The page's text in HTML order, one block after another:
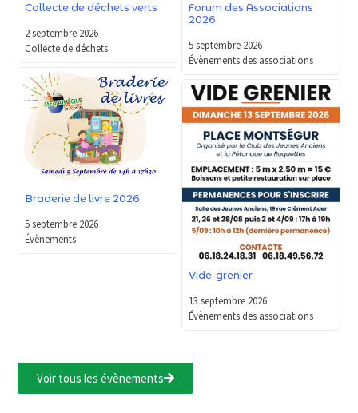
Collecte de déchets verts
2 septembre 2026
Collecte de déchets
Forum des Associations
2026
5 septembre 2026
Évènements des associations
Braderie de livre 2026
5 septembre 2026
Évènements
Vide-grenier
13 septembre 2026
Évènements des associations
Voir tous les évènements